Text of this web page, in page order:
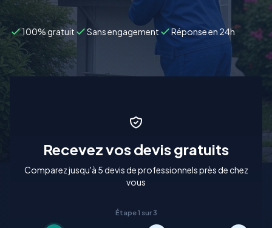
100% gratuit Sans engagement Réponse en 24h
Recevez vos devis gratuits
Comparez jusqu'à 5 devis de professionnels près de chez
vous
Étape 1 sur 3